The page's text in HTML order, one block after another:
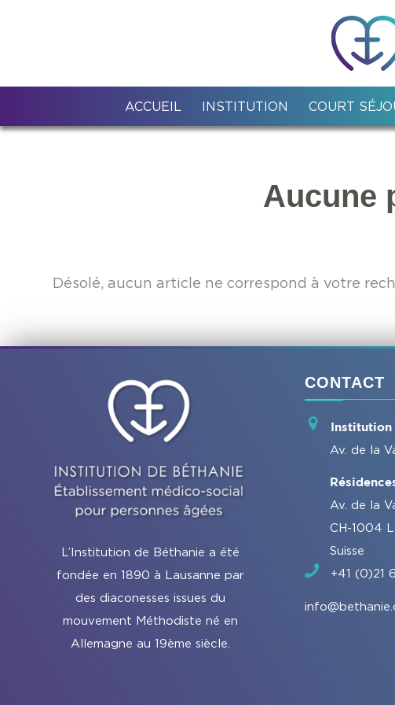
ACCUEIL INSTITUTION COURT
Aucune
Désolé, aucun article ne correspond à votre
L’Institution de Béthanie a été
fondée en 1890 à Lausanne par
des diaconesses issues du
mouvement Méthodiste né en
Allemagne au 19ème siècle.
CONTACT
Institution
Av. de la
Av. de la
CH-1004
Suisse
+41 (0)21